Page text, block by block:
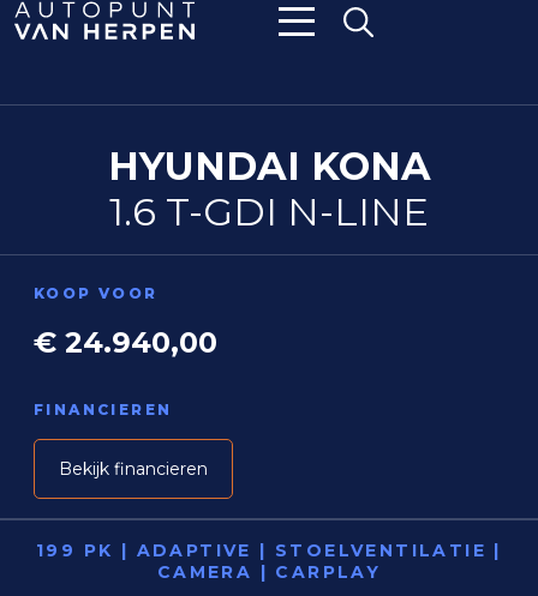
HYUNDAI KONA
1.6 T-GDI N-LINE
KOOP VOOR
€ 24.940,00
FINANCIEREN
Bekijk financieren
199 PK | ADAPTIVE | STOELVENTILATIE |
CAMERA | CARPLAY